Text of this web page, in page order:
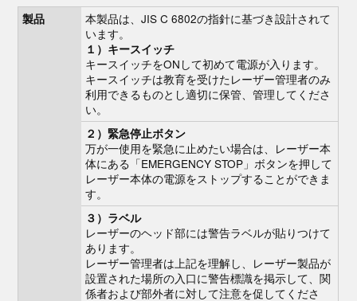
製品
本製品は、JIS C 6802の指針に基づき設計されて
います。
１）キースイッチ
キースイッチをONして初めて電源が入ります。
キースイッチは教育を受けたレーザー管理者のみ
利用できるものとし適切に保管、管理してくださ
い。
２）緊急停止ボタン
万が一使用を緊急に止めたい場合は、レーザー本
体にある「EMERGENCY STOP」ボタンを押して
レーザー本体の電源をストップすることができま
す。
３）ラベル
レーザーのヘッド部には警告ラベルが貼りつけて
あります。
レーザー管理者は上記を理解し、レーザー製品が
設置された場所の入口に警告標識を掲示して、関
係者および部外者に対して注意を促してくださ